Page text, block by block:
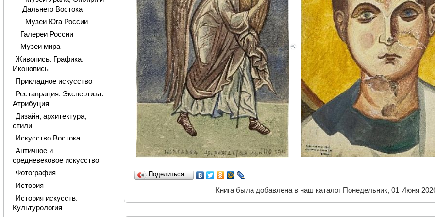
Поделиться…
Книга была добавлена в наш каталог Понедельник, 01 Июня
Дальнего Востока
Музеи Юга России
Галереи России
Музеи мира
Живопись, Графика,
Иконопись
Прикладное искусство
Реставрация. Экспертиза.
Атрибуция
Дизайн, архитектура,
стили
Искусство Востока
Античное и
средневековое искусство
Фотография
История
История искусств.
Культурология